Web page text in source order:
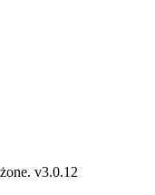
v3.0.12